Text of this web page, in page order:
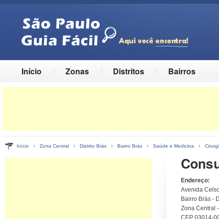
Início Zonas Distritos Bairros
Início › Zona Central › Distrito Brás › Bairro Brás › Saúde e Medicina ›
Endereço:
Avenida
Bairro Brás -
Zona Central
CEP 03014-